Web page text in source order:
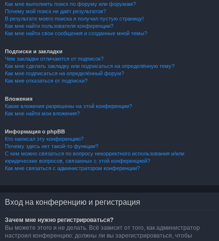
Как мне выполнить поиск по форуму или форумам?
Почему мой поиск не даёт результатов?
В результате моего поиска я получил пустую страницу!
Как мне найти пользователя конференции?
Как мне найти свои сообщения и созданные мной темы?
Подписки и закладки
Чем закладки отличаются от подписок?
Как мне сделать закладку или подписаться на определённую тему?
Как мне подписаться на определённый форум?
Как мне отказаться от подписки?
Вложения
Какие вложения разрешены на этой конференции?
Как мне найти мои вложения?
Информация о phpBB
Кто написал эту конференцию?
Почему здесь нет такой-то функции?
С кем можно связаться по вопросу некорректного использования и/или
юридических вопросов, связанных с этой конференцией?
Как мне связаться с администратором конференции?
Вход на конференцию и регистрация
Зачем мне нужно регистрироваться?
Вы можете этого и не делать. Всё зависит от того, как администратор
настроил конференцию: должны ли вы зарегистрироваться, чтобы